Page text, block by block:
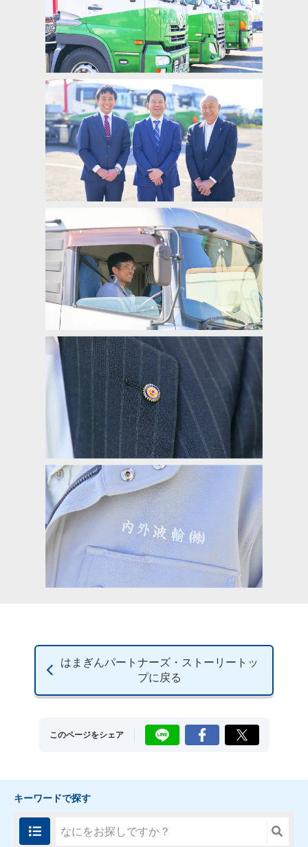
はまぎんパートナーズ・ストーリートッ
プに戻る
このページをシェア LINE Facebook X
キーワードで探す